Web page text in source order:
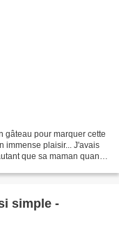
gâteau pour marquer cette
immense plaisir... J'avais
que sa maman quand
simple -